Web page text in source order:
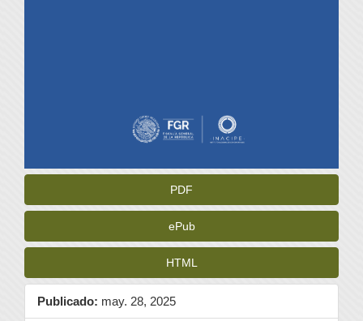
PDF
ePub
HTML
Publicado: may. 28, 2025